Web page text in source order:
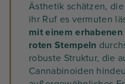
Ästhetik schätzen,
ihr Ruf es vermuten
mit einem
roten Stempeln
robuste Struktur, die
Cannabinoiden